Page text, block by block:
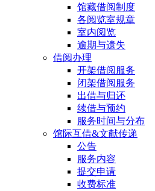
馆藏借阅制度
各阅览室规章
室内阅览
逾期与遗失
借阅办理
开架借阅服务
闭架借阅服务
出借与归还
续借与预约
服务时间与分布
馆际互借&文献传递
公告
服务内容
提交申请
收费标准